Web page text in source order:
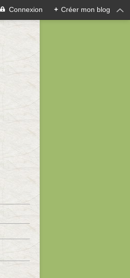
Connexion + Créer mon blog